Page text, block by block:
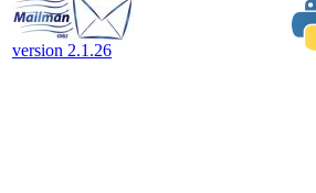
version 2.1.26